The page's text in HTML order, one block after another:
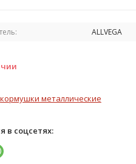
ALLVEGA
кормушки металлические
в соцсетях: